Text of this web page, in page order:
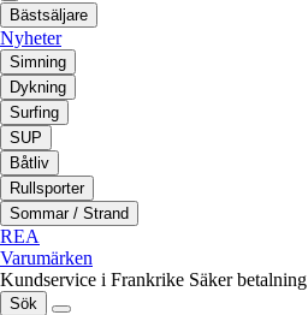
Bästsäljare
Nyheter
Simning
Dykning
Surfing
SUP
Båtliv
Rullsporter
Sommar / Strand
REA
Varumärken
Kundservice i Frankrike Säker betalning
Sök